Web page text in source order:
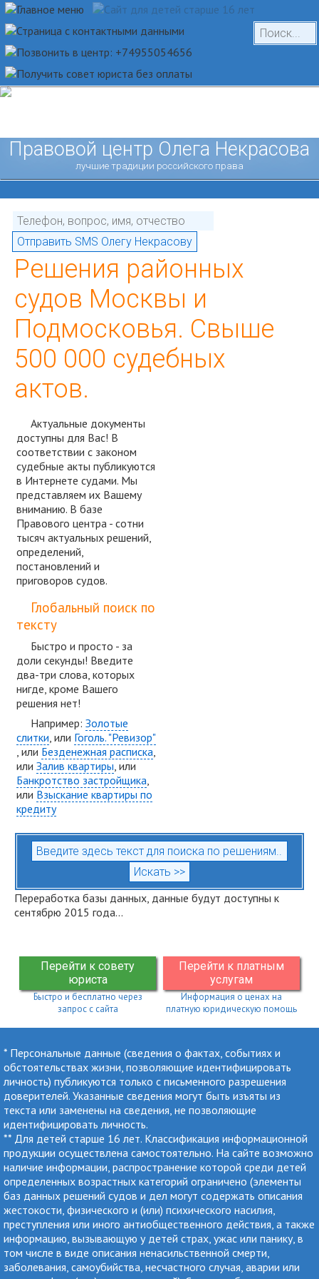
Правовой центр Олега Некрасова
лучшие традиции российского права
Решения районных
судов Москвы и
Подмосковья. Свыше
500 000 судебных
актов.
Актуальные документы
доступны для Вас! В
соответствии с законом
судебные акты публикуются
в Интернете судами. Мы
представляем их Вашему
вниманию. В базе
Правового центра - сотни
тысяч актуальных решений,
определений,
постановлений и
приговоров судов.
Глобальный поиск по
тексту
Быстро и просто - за
доли секунды! Введите
два-три слова, которых
нигде, кроме Вашего
решения нет!
Например: Золотые
слитки, или Гоголь. "Ревизор"
, или Безденежная расписка,
или Залив квартиры, или
Банкротство застройщика,
или Взыскание квартиры по
кредиту
Переработка базы данных, данные будут доступны к
сентябрю 2015 года...
Перейти к совету
юриста
Перейти к платным
услугам
Быстро и бесплатно через
запрос с сайта
Информация о ценах на
платную юридическую помощь
* Персональные данные (сведения о фактах, событиях и
обстоятельствах жизни, позволяющие идентифицировать
личность) публикуются только с письменного разрешения
доверителей. Указанные сведения могут быть изъяты из
текста или заменены на сведения, не позволяющие
идентифицировать личность.
** Для детей старше 16 лет. Классификация информационной
продукции осуществлена самостоятельно. На сайте возможно
наличие информации, распространение которой среди детей
определенных возрастных категорий ограничено (элементы
баз данных решений судов и дел могут содержать описания
жестокости, физического и (или) психического насилия,
преступления или иного антиобщественного действия, а также
информацию, вызывающую у детей страх, ужас или панику, в
том числе в виде описания ненасильственной смерти,
заболевания, самоубийства, несчастного случая, аварии или